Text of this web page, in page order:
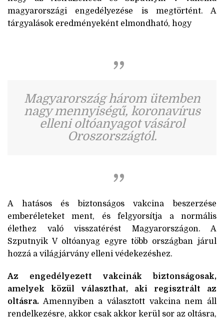
magyarországi engedélyezése is megtörtént. A
tárgyalások eredményeként elmondható, hogy
Magyarország három ütemben
nagy mennyiségű, koronavírus
elleni oltóanyagot vásárol
Oroszországtól.
A hatásos és biztonságos vakcina beszerzése
emberéleteket ment, és felgyorsítja a normális
élethez való visszatérést Magyarországon. A
Szputnyik V oltóanyag egyre több országban járul
hozzá a világjárvány elleni védekezéshez.
Az engedélyezett vakcinák biztonságosak,
amelyek közül választhat, aki regisztrált az
oltásra. Amennyiben a választott vakcina nem áll
rendelkezésre, akkor csak akkor kerül sor az oltásra,